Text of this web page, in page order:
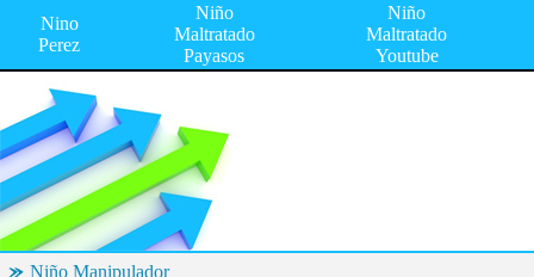
Nino
Perez
Niño
Maltratado
Payasos
Niño
Maltratado
Youtube
Niño Manipulador